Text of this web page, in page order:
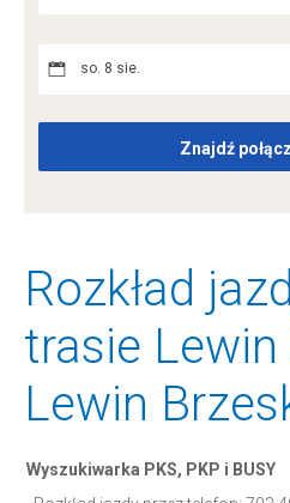
so. 8 sie.
Znajdź
Rozkład
trasie Lewin
Lewin
Wyszukiwarka PKS, PKP i BUSY